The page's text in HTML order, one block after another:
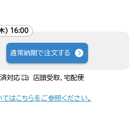
) 16:00
通常納期で注文する
対応 店頭受取、宅配便
はこちらをご参照ください。